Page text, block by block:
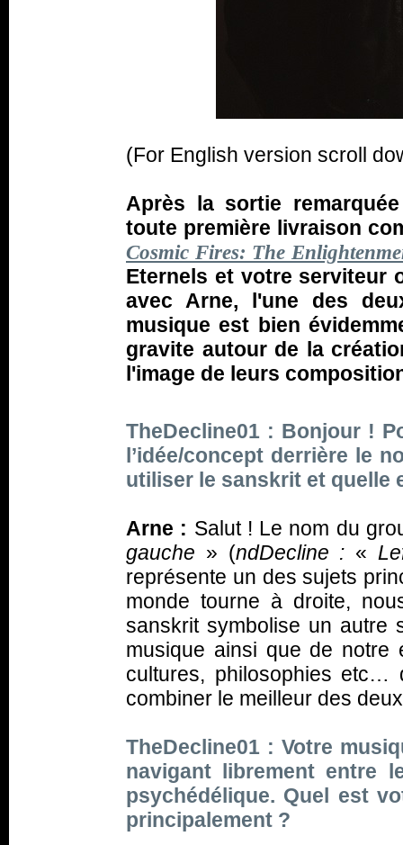
(For English version scroll
Après la sortie
toute première livraison
Cosmic Fires: The
Eternels et votre serviteur
avec Arne, l'une des
musique est bien
gravite autour de la
l'image de leurs
TheDecline01 : Bonjour !
l’idée/concept derrière le
utiliser le sanskrit et quelle
Arne : Salut ! Le nom du
gauche » (ndDecline : «
représente un des sujets
monde tourne à droite,
sanskrit symbolise un autre
musique ainsi que de notre
cultures, philosophies etc…
combiner le meilleur des
TheDecline01 : Votre
navigant librement entre
psychédélique. Quel est
principalement ?